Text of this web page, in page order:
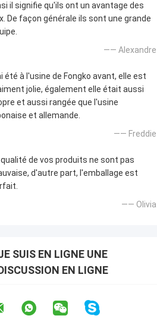
il signifie qu'ils ont un avantage des
De façon générale ils sont une grande
—— Alexandre
été à l'usine de Fongko avant, elle est
jolie, également elle était aussi
et aussi rangée que l'usine
et allemande.
—— Freddie
qualité de vos produits ne sont pas
d'autre part, l'emballage est
—— Olivia
SUIS EN LIGNE UNE
EN LIGNE